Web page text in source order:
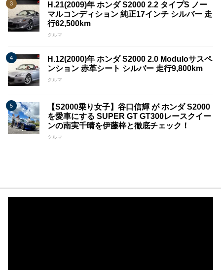
H.21(2009)年 ホンダ S2000 2.2 タイプS ノー
マルコンディション 純正17インチ シルバー 走
行62,500km
クルマ
H.12(2000)年 ホンダ S2000 2.0 Moduloサスペ
ンション 赤革シート シルバー 走行9,800km
クルマ
【S2000乗り女子】谷口信輝 が ホンダ S2000
を愛車にする SUPER GT GT300レースクイー
ンの南実千晴を伊藤梓と徹底チェック！
クルマ